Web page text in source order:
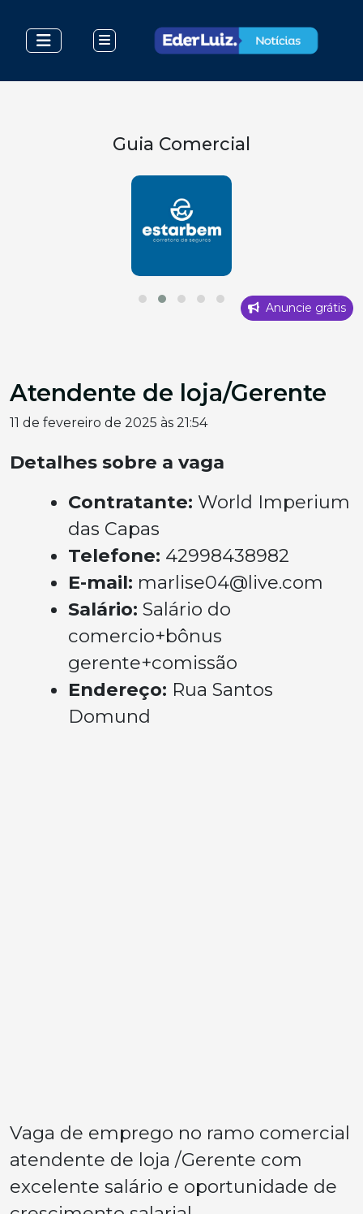
Guia Comercial
Anuncie grátis
Atendente de loja/Gerente
11 de fevereiro de 2025 às 21:54
Detalhes sobre a vaga
Contratante: World Imperium
das Capas
Telefone: 42998438982
E-mail: marlise04@live.com
Salário: Salário do
comercio+bônus
gerente+comissão
Endereço: Rua Santos
Domund
Vaga de emprego no ramo comercial
atendente de loja /Gerente com
excelente salário e oportunidade de